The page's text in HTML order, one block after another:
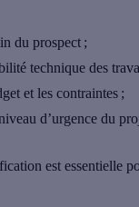
du prospect ;
technique des
et les contraintes ;
d’urgence du
est essentielle